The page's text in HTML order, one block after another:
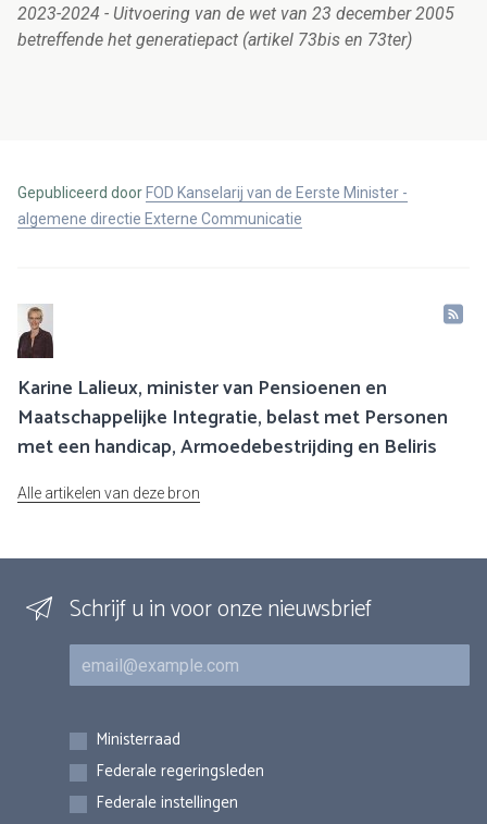
2023-2024 - Uitvoering van de wet van 23 december 2005
betreffende het generatiepact (artikel 73bis en 73ter)
Gepubliceerd door FOD Kanselarij van de Eerste Minister -
algemene directie Externe Communicatie
Karine Lalieux, minister van Pensioenen en
Maatschappelijke Integratie, belast met Personen
met een handicap, Armoedebestrijding en Beliris
Alle artikelen van deze bron
Schrijf u in voor onze nieuwsbrief
E-mail
Inschrijvingen
Ministerraad
Federale regeringsleden
Federale instellingen